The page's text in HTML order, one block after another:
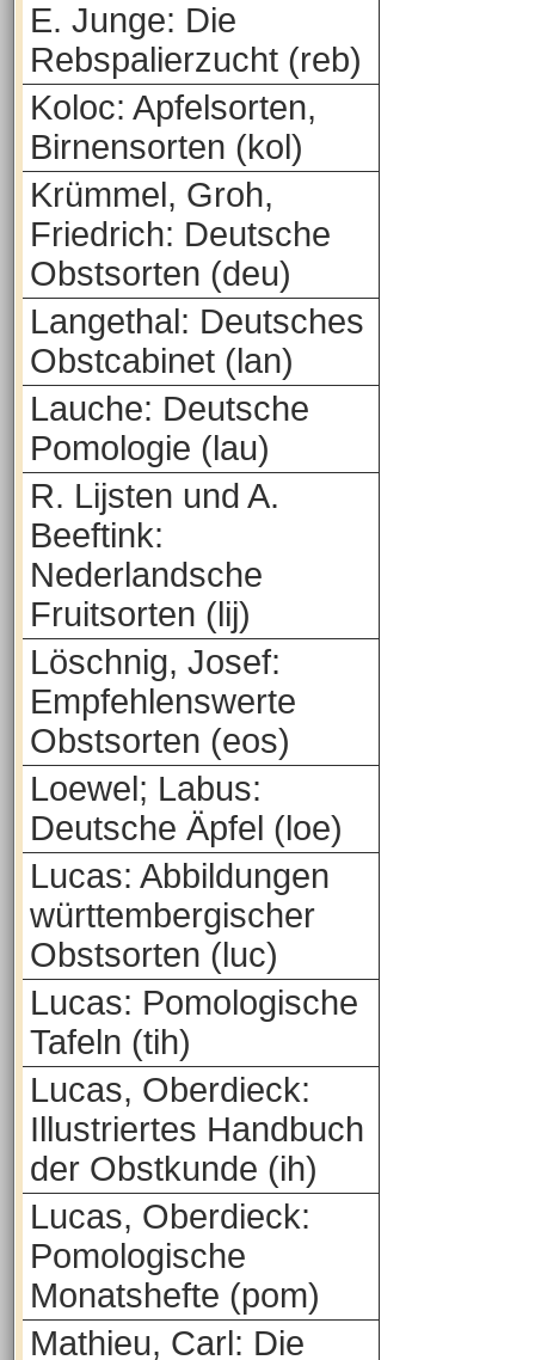
E. Junge: Die
Rebspalierzucht (reb)
Koloc: Apfelsorten,
Birnensorten (kol)
Krümmel, Groh,
Friedrich: Deutsche
Obstsorten (deu)
Langethal: Deutsches
Obstcabinet (lan)
Lauche: Deutsche
Pomologie (lau)
R. Lijsten und A.
Beeftink:
Nederlandsche
Fruitsorten (lij)
Löschnig, Josef:
Empfehlenswerte
Obstsorten (eos)
Loewel; Labus:
Deutsche Äpfel (loe)
Lucas: Abbildungen
württembergischer
Obstsorten (luc)
Lucas: Pomologische
Tafeln (tih)
Lucas, Oberdieck:
Illustriertes Handbuch
der Obstkunde (ih)
Lucas, Oberdieck:
Pomologische
Monatshefte (pom)
Mathieu, Carl: Die